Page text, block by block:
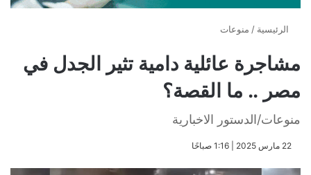
الرئيسية / منوعات
مشاجرة عائلية دامية تثير الجدل في
مصر .. ما القصة؟
منوعات/الدستور الاخبارية
​22 مارس 2025 | 1:16 صباحًا